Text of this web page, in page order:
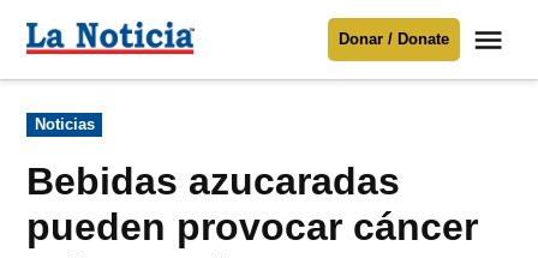
Para mantenerte informado necesitamos
Donar
contenido
Noticia
Donar / Donate
Publicado
en
Noticias
Bebidas azucaradas
pueden provocar cáncer